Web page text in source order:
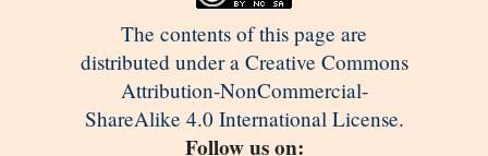
The contents of this page are
distributed under a Creative Commons
Attribution-NonCommercial-
ShareAlike 4.0 International License.
Follow us on: